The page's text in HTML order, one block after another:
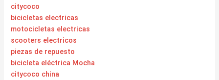
citycoco
bicicletas electricas
motocicletas electricas
scooters electricos
piezas de repuesto
bicicleta eléctrica Mocha
citycoco china